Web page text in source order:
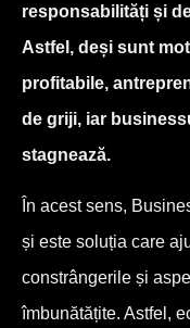
responsabilități și
Astfel, deși sunt
profitabile,
de griji, iar
stagnează.
În acest sens,
și este soluția care
constrângerile și
îmbunătățite. Astfel,